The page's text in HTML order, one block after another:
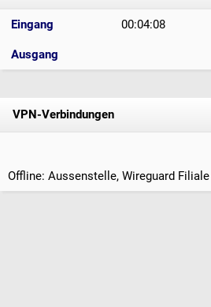
Eingang 00:04:08
Ausgang
VPN-Verbindungen
Offline: Aussenstelle, Wireguard